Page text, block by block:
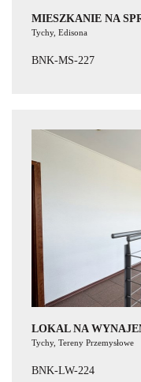
MIESZKANIE NA
Tychy, Edisona
BNK-MS-227
LOKAL NA
Tychy, Tereny Przemysłowe
BNK-LW-224